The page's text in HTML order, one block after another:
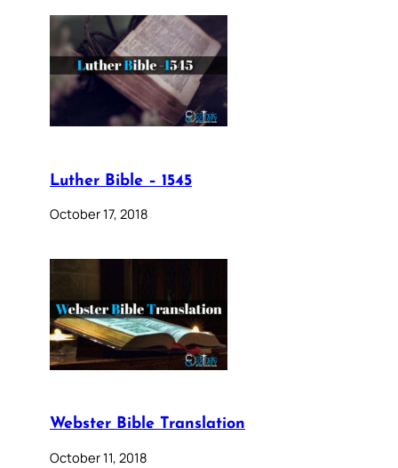
Luther Bible – 1545
October 17, 2018
Webster Bible Translation
October 11, 2018